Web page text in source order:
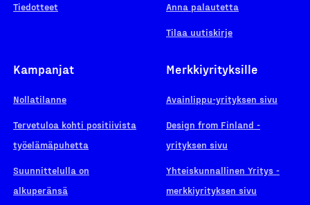
Tiedotteet Anna palautetta
Tilaa uutiskirje
Kampanjat
Nollatilanne
Tervetuloa kohti positiivista
työelämäpuhetta
Suunnittelulla on
alkuperänsä
Merkkiyrityksille
Avainlippu-yrityksen sivu
Design from Finland -
yrityksen sivu
Yhteiskunnallinen Yritys -
merkkiyrityksen sivu